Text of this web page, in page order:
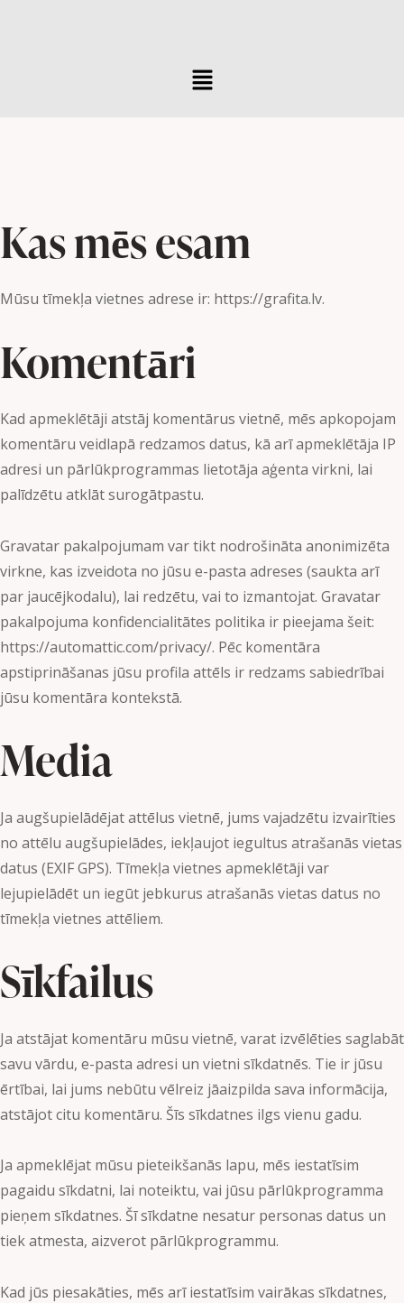
Kas mēs esam
Mūsu tīmekļa vietnes adrese ir: https://grafita.lv.
Komentāri
Kad apmeklētāji atstāj komentārus vietnē, mēs apkopojam
komentāru veidlapā redzamos datus, kā arī apmeklētāja IP
adresi un pārlūkprogrammas lietotāja aģenta virkni, lai
palīdzētu atklāt surogātpastu.
Gravatar pakalpojumam var tikt nodrošināta anonimizēta
virkne, kas izveidota no jūsu e-pasta adreses (saukta arī
par jaucējkodalu), lai redzētu, vai to izmantojat. Gravatar
pakalpojuma konfidencialitātes politika ir pieejama šeit:
https://automattic.com/privacy/. Pēc komentāra
apstiprināšanas jūsu profila attēls ir redzams sabiedrībai
jūsu komentāra kontekstā.
Media
Ja augšupielādējat attēlus vietnē, jums vajadzētu izvairīties
no attēlu augšupielādes, iekļaujot iegultus atrašanās vietas
datus (EXIF GPS). Tīmekļa vietnes apmeklētāji var
lejupielādēt un iegūt jebkurus atrašanās vietas datus no
tīmekļa vietnes attēliem.
Sīkfailus
Ja atstājat komentāru mūsu vietnē, varat izvēlēties saglabāt
savu vārdu, e-pasta adresi un vietni sīkdatnēs. Tie ir jūsu
ērtībai, lai jums nebūtu vēlreiz jāaizpilda sava informācija,
atstājot citu komentāru. Šīs sīkdatnes ilgs vienu gadu.
Ja apmeklējat mūsu pieteikšanās lapu, mēs iestatīsim
pagaidu sīkdatni, lai noteiktu, vai jūsu pārlūkprogramma
pieņem sīkdatnes. Šī sīkdatne nesatur personas datus un
tiek atmesta, aizverot pārlūkprogrammu.
Kad jūs piesakāties, mēs arī iestatīsim vairākas sīkdatnes,